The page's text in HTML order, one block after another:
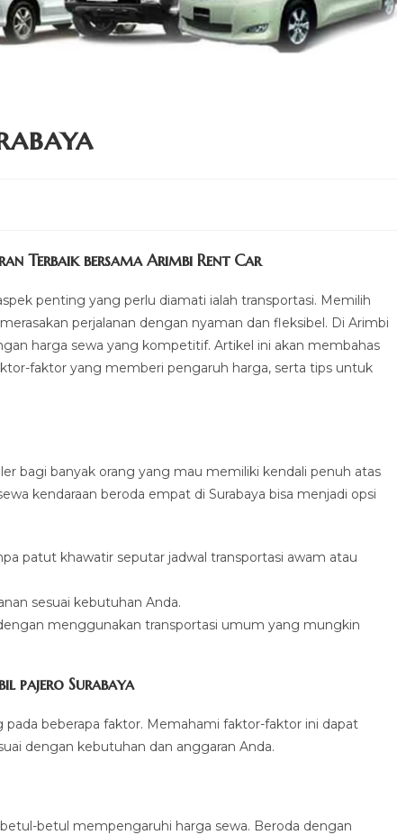
Terbaik bersama Arimbi Rent Car
penting yang perlu diamati ialah transportasi. Memilih
perjalanan dengan nyaman dan fleksibel. Di Arimbi
harga sewa yang kompetitif. Artikel ini akan membahas
faktor yang memberi pengaruh harga, serta tips untuk
bagi banyak orang yang mau memiliki kendali penuh atas
kendaraan beroda empat di Surabaya bisa menjadi opsi
patut khawatir seputar jadwal transportasi awam atau
sesuai kebutuhan Anda.
menggunakan transportasi umum yang mungkin
pajero Surabaya
pada beberapa faktor. Memahami faktor-faktor ini dapat
dengan kebutuhan dan anggaran Anda.
betul mempengaruhi harga sewa. Beroda dengan